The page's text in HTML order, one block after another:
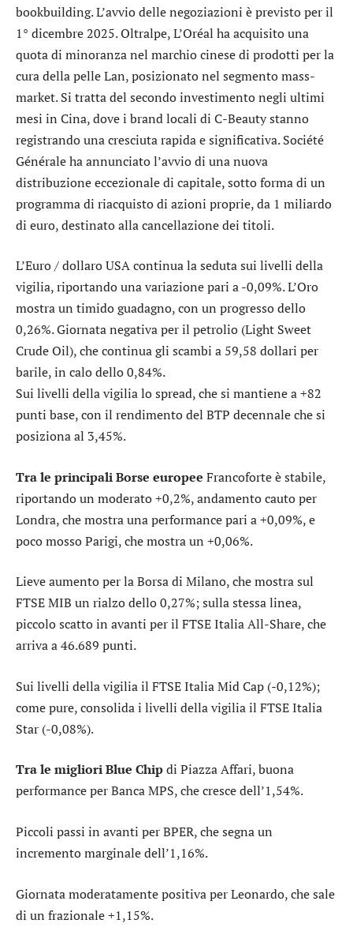
bookbuilding. L’avvio delle negoziazioni è previsto per il
1° dicembre 2025. Oltralpe,L’Oréal ha acquisito una
quota di minoranza nel marchio cinese di prodotti per la
cura della pelle Lan, posizionato nel segmento mass-
market. Si tratta del secondo investimento negli ultimi
mesi in Cina, dove i brand locali di C-Beauty stanno
registrando una cresciuta rapida e significativa.Société
Généraleha annunciato l’avvio di una nuova
distribuzione eccezionale di capitale, sotto forma di un
programma di riacquisto di azioni proprie, da 1 miliardo
di euro, destinato alla cancellazione dei titoli.
L’Euro / dollaro USAcontinua la seduta sui livelli della
vigilia, riportando una variazione pari a -0,09%. L’Oro
mostra un timido guadagno, con un progresso dello
0,26%. Giornata negativa per il petrolio (Light Sweet
Crude Oil), che continua gli scambi a 59,58 dollari per
barile, in calo dello 0,84%.
Sui livelli della vigilia lospread, che si mantiene a +82
punti base, con il rendimento del BTP decennale che si
posiziona al 3,45%.
Tra le principali Borse europee Francoforteè stabile,
riportando un moderato +0,2%, andamento cauto per
Londra, che mostra una performance pari a +0,09%, e
poco mossoParigi, che mostra un +0,06%.
Lieve aumento per la Borsa di Milano, che mostra sul
FTSE MIB un rialzo dello 0,27%; sulla stessa linea,
piccolo scatto in avanti per il FTSE Italia All-Share, che
arriva a 46.689 punti.
Sui livelli della vigilia il FTSE Italia Mid Cap (-0,12%);
come pure, consolida i livelli della vigilia il FTSE Italia
Star (-0,08%).
Tra le migliori Blue Chipdi Piazza Affari, buona
performance perBanca MPS, che cresce dell’1,54%.
Piccoli passi in avanti perBPER, che segna un
incremento marginale dell’1,16%.
Giornata moderatamente positiva perLeonardo, che sale
di un frazionale +1,15%.